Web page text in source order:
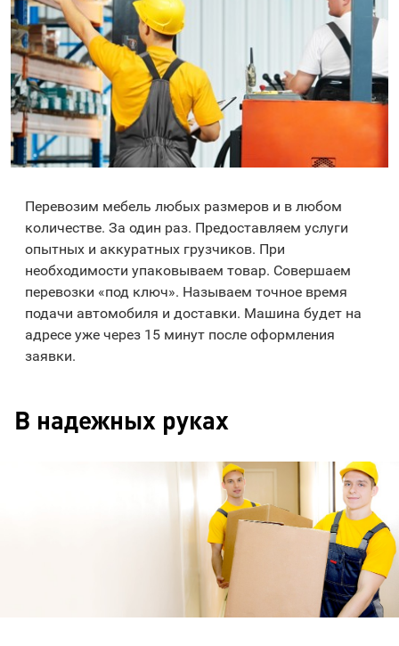
Перевозим мебель любых размеров и в любом
количестве. За один раз. Предоставляем услуги
опытных и аккуратных грузчиков. При
необходимости упаковываем товар. Совершаем
перевозки «под ключ». Называем точное время
подачи автомобиля и доставки. Машина будет на
адресе уже через 15 минут после оформления
заявки.
В надежных руках